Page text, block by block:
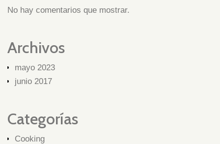
No hay comentarios que mostrar.
Archivos
mayo 2023
junio 2017
Categorías
Cooking